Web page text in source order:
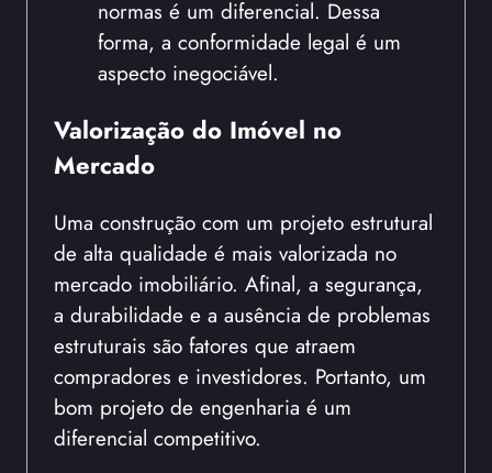
normas é um diferencial. Dessa
forma, a conformidade legal é um
aspecto inegociável.
Valorização do Imóvel no
Mercado
Uma construção com um projeto estrutural
de alta qualidade é mais valorizada no
mercado imobiliário. Afinal, a segurança,
a durabilidade e a ausência de problemas
estruturais são fatores que atraem
compradores e investidores. Portanto, um
bom projeto de engenharia é um
diferencial competitivo.